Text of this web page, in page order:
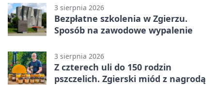
3 sierpnia 2026
Bezpłatne szkolenia w Zgierzu.
Sposób na zawodowe wypalenie
3 sierpnia 2026
Z czterech uli do 150 rodzin
pszczelich. Zgierski miód z nagrodą